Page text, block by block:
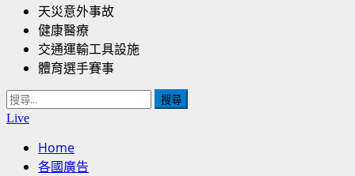
天災意外事故
健康醫療
交通運輸工具設施
體育選手賽事
搜
尋
Live
Home
各國廣告